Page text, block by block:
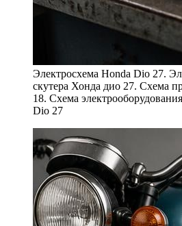
Электросхема Honda Dio 27.
скутера Хонда дио 27. Схема
18. Схема
Dio 27